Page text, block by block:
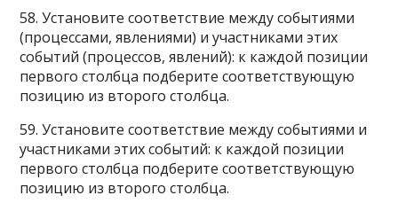
58. Установите соответствие между событиями
(процессами, явлениями) и участниками этих
событий (процессов, явлений): к каждой позиции
первого столбца подберите соответствующую
позицию из второго столбца.
59. Установите соответствие между событиями и
участниками этих событий: к каждой позиции
первого столбца подберите соответствующую
позицию из второго столбца.